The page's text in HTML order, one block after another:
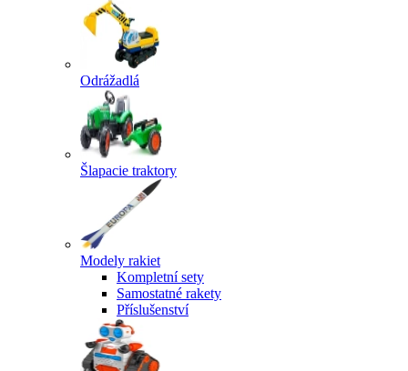
Odrážadlá
Šlapacie traktory
Modely rakiet
Kompletní sety
Samostatné rakety
Příslušenství